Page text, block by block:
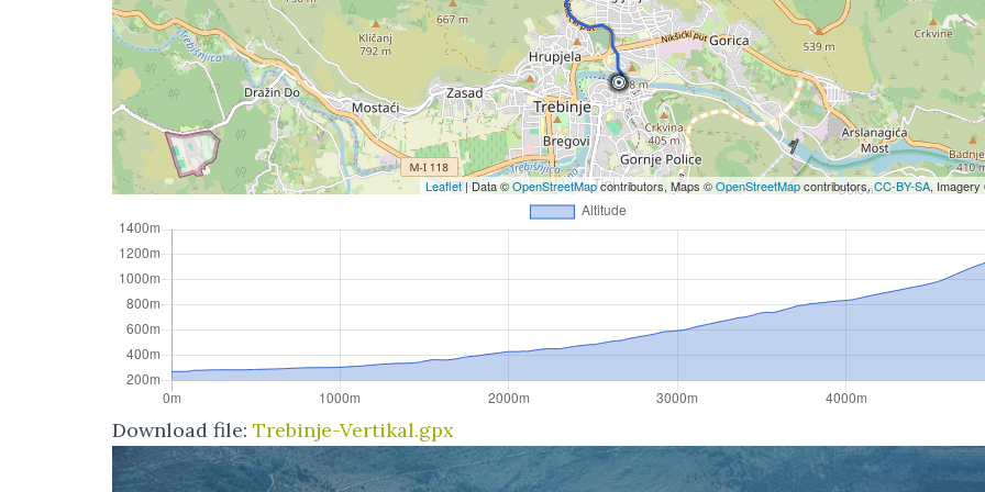
Leaflet| Data ©OpenStreetMapcontributors, Maps ©OpenStreetMapcontributors,CC-BY-SA,
Download file: Trebinje-Vertikal.gpx